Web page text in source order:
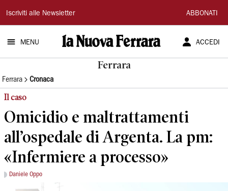
La
Nuova
Ferrara
Iscriviti alle Newsletter ABBONATI
MENU ACCEDI
Ferrara
Ferrara Cronaca
Il caso
Omicidio e maltrattamenti
all’ospedale di Argenta. La pm:
«Infermiere a processo»
Daniele Oppo